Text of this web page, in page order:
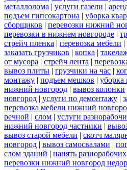
металлолома | услуги газели |
подъем гипсокартона | уборка
сборщиков | перевозки нижний
перевозки в нижнем новгороде |
стрейч пленка | перевозка мебели |
заказать грузчиков | копка |
от мусора | стрейч лента |
вывоз плиты | грузчики на час |
монтажу | подъем мешков | уборка
нижний новгород | вывоз колонки
новгород | услуги по демонтажу |
перевозка мебели нижний
речной | слом | услуги
нижний новгород частники |
вывоз старой мебели | скотч
новгород | вывоз самосвалами |
слом зданий | нанять разнорабочих
перевозки нижний новгород